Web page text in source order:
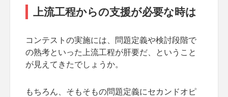
上流工程からの支援が必要な時は
コンテストの実施には、問題定義や検討段階で
の熟考といった上流工程が肝要だ、ということ
が見えてきたでしょうか。
もちろん、そもそもの問題定義にセカンドオピ